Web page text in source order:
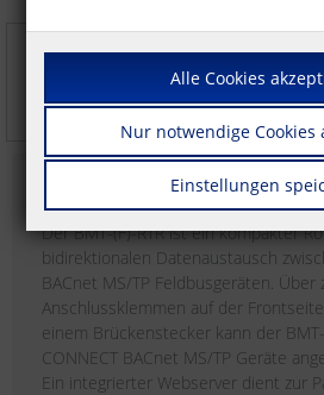
Beschreibung
Der BMT-(F)-RTR ist ein kompakter
bidirektionalen Datenaustausch
BACnet MS/TP Feldbusgeräten. Über
Anschlussklemmen auf der
einem Brückenstecker kann der BMT-
CONNECT BACnet MS/TP Geräte
Ein integrierter Webserver dient zur
Alle Cookies
Nur notwendige Cookies
Einstellungen